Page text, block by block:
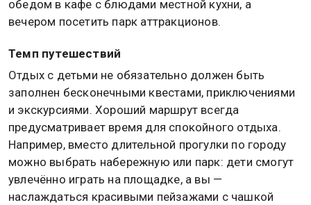
обедом в кафе с блюдами местной кухни, а
вечером посетить парк аттракционов.
Темп путешествий
Отдых с детьми не обязательно должен быть
заполнен бесконечными квестами, приключениями
и экскурсиями. Хороший маршрут всегда
предусматривает время для спокойного отдыха.
Например, вместо длительной прогулки по городу
можно выбрать набережную или парк: дети смогут
увлечённо играть на площадке, а вы —
наслаждаться красивыми пейзажами с чашкой